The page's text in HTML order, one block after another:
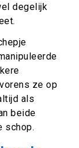
degelijk
ze op
als
beide
schop.